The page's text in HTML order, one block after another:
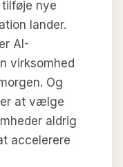
nye
lander.
AI-
virksomhed
Og
at vælge
aldrig
accelerere